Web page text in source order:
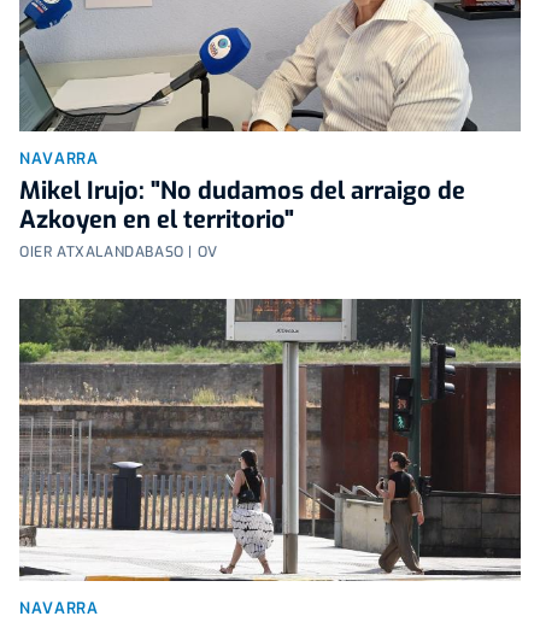
NAVARRA
Mikel Irujo: "No dudamos del arraigo de
Azkoyen en el territorio"
OIER ATXALANDABASO | OV
NAVARRA